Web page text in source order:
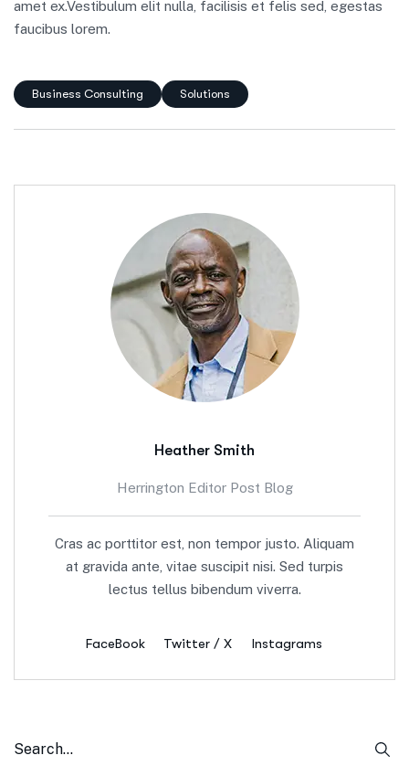
amet ex.Vestibulum elit nulla, facilisis et felis sed, egestas
faucibus lorem.
Business Consulting Solutions
Heather Smith
Herrington Editor Post Blog
Cras ac porttitor est, non tempor justo. Aliquam
at gravida ante, vitae suscipit nisi. Sed turpis
lectus tellus bibendum viverra.
FaceBook Twitter / X Instagrams